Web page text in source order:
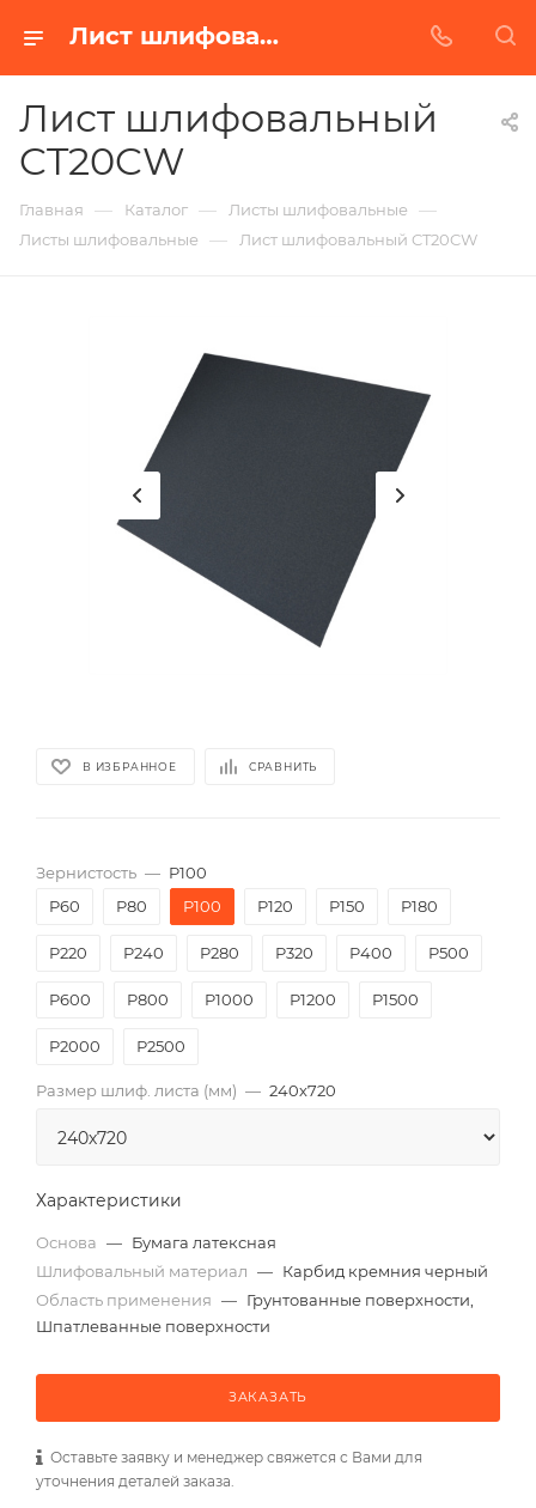
Лист шлифовальный CT20CW в Белгороде | Купить по недорогой цене от Абразивного Завода
Лист шлифовальный
CT20CW
Главная — Каталог — Листы шлифовальные —
Листы шлифовальные — Лист шлифовальный CT20CW
В ИЗБРАННОЕ СРАВНИТЬ
Зернистость — P100
P60
P80 P100 P120 P150 P180
P220 P240 P280 P320 P400 P500
P600 P800 P1000 P1200 P1500
P2000 Р2500
Размер шлиф. листа (мм) — 240х720
Характеристики
Основа — Бумага латексная
Шлифовальный материал — Карбид кремния черный
Область применения — Грунтованные поверхности,
Шпатлеванные поверхности
ЗАКАЗАТЬ
Оставьте заявку и менеджер свяжется с Вами для
уточнения деталей заказа.